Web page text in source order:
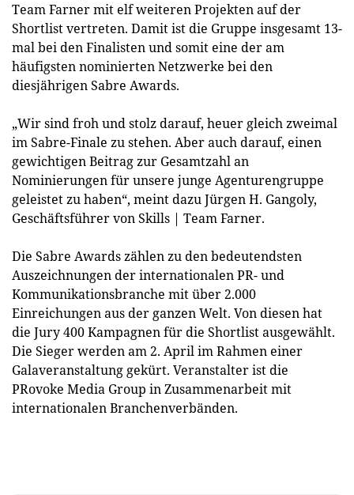
Team Farner mit elf weiteren Projekten auf der
Shortlist vertreten. Damit ist die Gruppe insgesamt 13-
mal bei den Finalisten und somit eine der am
häufigsten nominierten Netzwerke bei den
diesjährigen Sabre Awards.
„Wir sind froh und stolz darauf, heuer gleich zweimal
im Sabre-Finale zu stehen. Aber auch darauf, einen
gewichtigen Beitrag zur Gesamtzahl an
Nominierungen für unsere junge Agenturengruppe
geleistet zu haben“, meint dazu Jürgen H. Gangoly,
Geschäftsführer von Skills | Team Farner.
Die Sabre Awards zählen zu den bedeutendsten
Auszeichnungen der internationalen PR- und
Kommunikationsbranche mit über 2.000
Einreichungen aus der ganzen Welt. Von diesen hat
die Jury 400 Kampagnen für die Shortlist ausgewählt.
Die Sieger werden am 2. April im Rahmen einer
Galaveranstaltung gekürt. Veranstalter ist die
PRovoke Media Group in Zusammenarbeit mit
internationalen Branchenverbänden.